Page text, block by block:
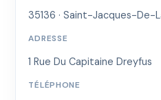
35136 · Saint-Jacques-De-
ADRESSE
1 Rue Du Capitaine Dreyfus
TÉLÉPHONE